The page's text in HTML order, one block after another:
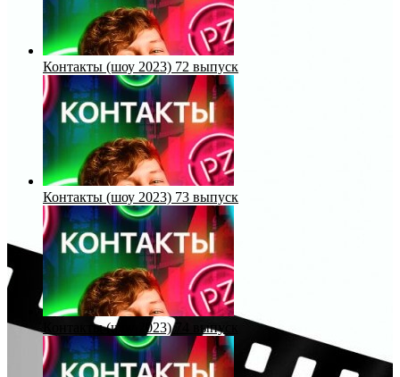
Контакты (шоу 2023) 72 выпуск
Контакты (шоу 2023) 73 выпуск
Контакты (шоу 2023) 74 выпуск